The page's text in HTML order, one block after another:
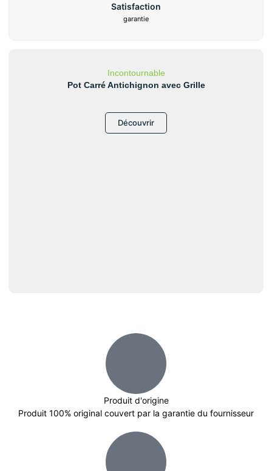
Satisfaction
garantie
Incontournable
Pot Carré Antichignon avec Grille
Découvrir
Produit d'origine
Produit 100% original couvert par la garantie du fournisseur